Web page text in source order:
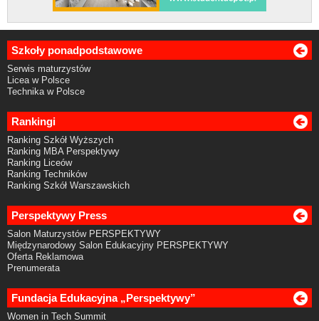
Szkoły ponadpodstawowe
Serwis maturzystów
Licea w Polsce
Technika w Polsce
Rankingi
Ranking Szkół Wyższych
Ranking MBA Perspektywy
Ranking Liceów
Ranking Techników
Ranking Szkół Warszawskich
Perspektywy Press
Salon Maturzystów PERSPEKTYWY
Międzynarodowy Salon Edukacyjny PERSPEKTYWY
Oferta Reklamowa
Prenumerata
Fundacja Edukacyjna „Perspektywy”
Women in Tech Summit